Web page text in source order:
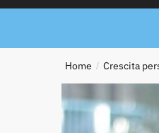
Home / Crescita